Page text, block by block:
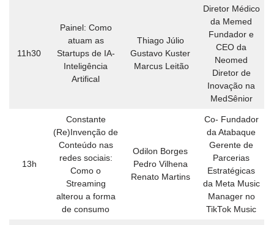
11h30
Painel: Como
atuam as
Startups de IA-
Inteligência
Artifical
Thiago Júlio
Gustavo Kuster
Marcus Leitão
Diretor Médico
da Memed
Fundador e
CEO da
Neomed
Diretor de
Inovação na
MedSênior
13h
Constante
(Re)Invenção de
Conteúdo nas
redes sociais:
Como o
Streaming
alterou a forma
de consumo
Odilon Borges
Pedro Vilhena
Renato Martins
Co- Fundador
da Atabaque
Gerente de
Parcerias
Estratégicas
da Meta Music
Manager no
TikTok Music